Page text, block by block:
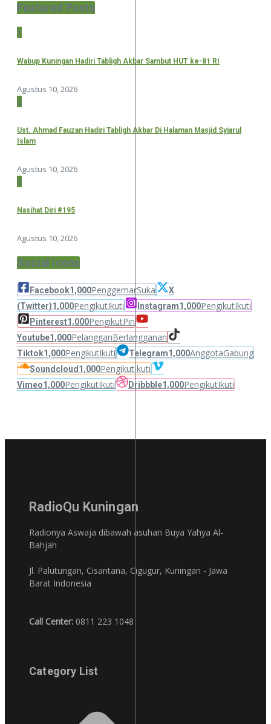
Featured Posts
1
Wabup Kuningan Hadiri Tabligh Akbar Sambut HUT ke-81 RI
Agustus 10, 2026
2
Ust. Ahmad Fauzan Hadiri Tabligh Akbar Di Halaman Masjid Syiarul
Islam
Agustus 10, 2026
3
Nasihat Diri #195
Agustus 10, 2026
Social Icons
Facebook1,000PenggemarSuka
X
(Twitter)1,000PengikutIkuti Instagram1,000PengikutIkuti
Pinterest1,000PengikutPin
Youtube1,000PelangganBerlangganan
Tiktok1,000PengikutIkuti Telegram1,000AnggotaGabung
Soundcloud 1,000PengikutIkuti
Vimeo1,000PengikutIkuti Dribbble1,000PengikutIkuti
RadioQu Kuningan
Radionya Aswaja dibawah asuhan Buya Yahya Al-
Bahjah
Jl. Palutungan, Cisantana, Cigugur, Kuningan - Jawa
Barat Indonesia
Call Center: 0811 223 1048
Category List